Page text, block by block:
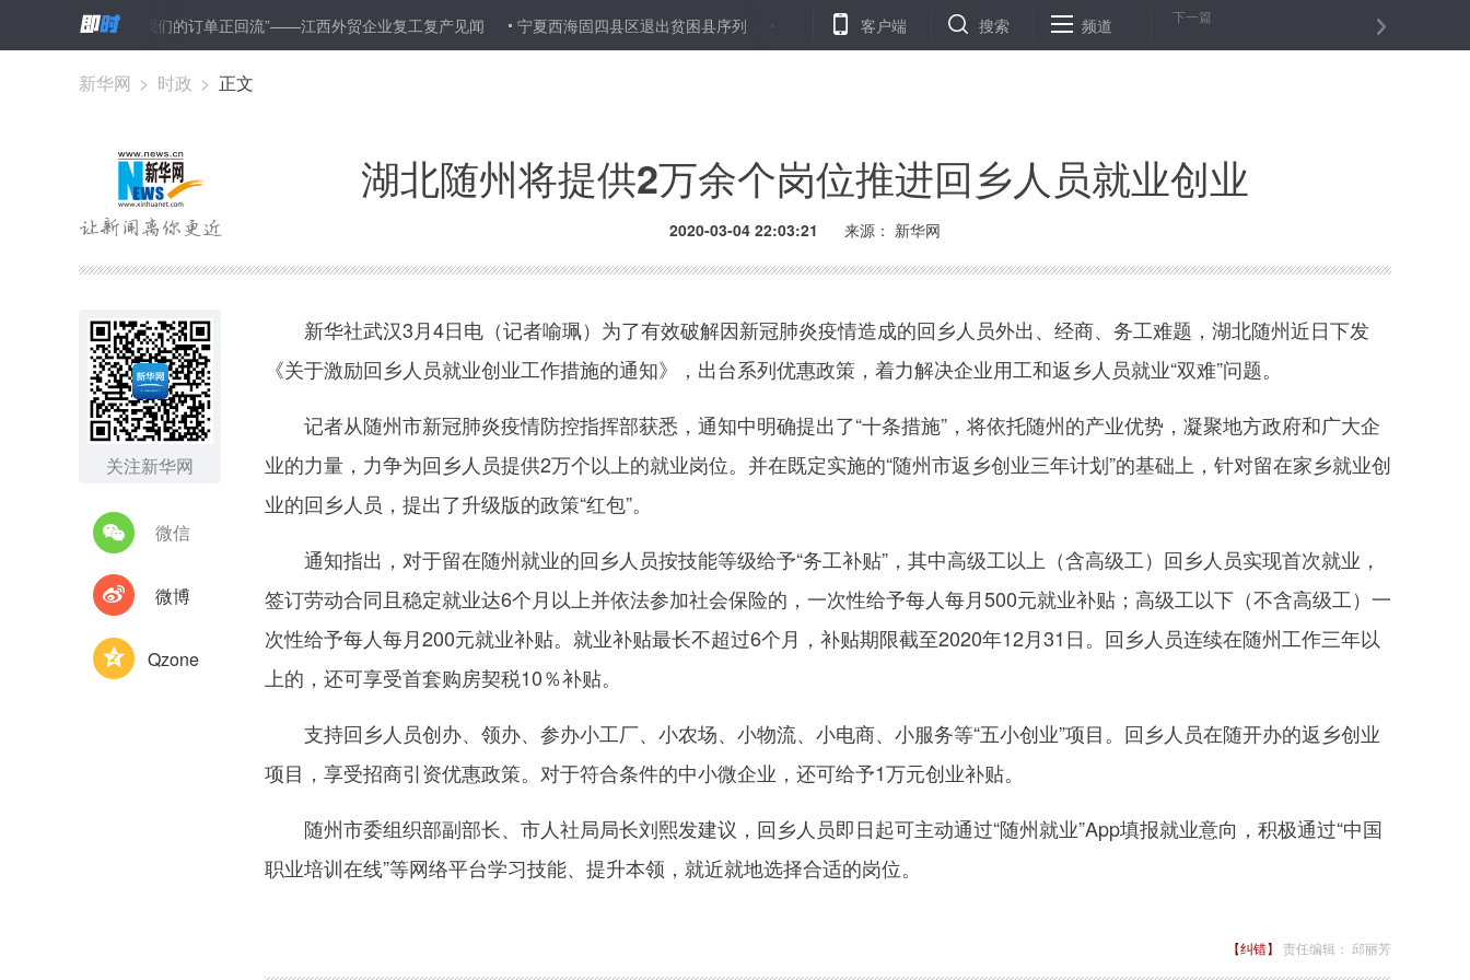
员就业创业 “我们的订单正回流”——江西外贸企业复工复产见闻 宁夏西海固四县区退出贫困县序列 武汉373家重点防疫单位实现“智慧保电” 北京：公示防疫问题单位173家 123家整改完毕
客户端 搜索 频道 下一篇
新华网 > 时政 > 正文
湖北随州将提供2万余个岗位推进回乡人员就业创业
2020-03-04 22:03:21 来源： 新华网
关注新华网
微信
微博
Qzone
新华社武汉3月4日电（记者喻珮）为了有效破解因新冠肺炎疫情造成的回乡人员外出、经商、务工难题，湖北随州近日下发
《关于激励回乡人员就业创业工作措施的通知》，出台系列优惠政策，着力解决企业用工和返乡人员就业“双难”问题。
记者从随州市新冠肺炎疫情防控指挥部获悉，通知中明确提出了“十条措施”，将依托随州的产业优势，凝聚地方政府和广大企
业的力量，力争为回乡人员提供2万个以上的就业岗位。并在既定实施的“随州市返乡创业三年计划”的基础上，针对留在家乡就业创
业的回乡人员，提出了升级版的政策“红包”。
通知指出，对于留在随州就业的回乡人员按技能等级给予“务工补贴”，其中高级工以上（含高级工）回乡人员实现首次就业，
签订劳动合同且稳定就业达6个月以上并依法参加社会保险的，一次性给予每人每月500元就业补贴；高级工以下（不含高级工）一
次性给予每人每月200元就业补贴。就业补贴最长不超过6个月，补贴期限截至2020年12月31日。回乡人员连续在随州工作三年以
上的，还可享受首套购房契税10％补贴。
支持回乡人员创办、领办、参办小工厂、小农场、小物流、小电商、小服务等“五小创业”项目。回乡人员在随开办的返乡创业
项目，享受招商引资优惠政策。对于符合条件的中小微企业，还可给予1万元创业补贴。
随州市委组织部副部长、市人社局局长刘熙发建议，回乡人员即日起可主动通过“随州就业”App填报就业意向，积极通过“中国
职业培训在线”等网络平台学习技能、提升本领，就近就地选择合适的岗位。
【纠错】 责任编辑： 邱丽芳